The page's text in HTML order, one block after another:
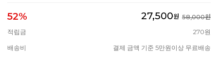
52% 27,500원 58,000원
적립금
270원
배송비 결제 금액 기준 5만원이상 무료배송